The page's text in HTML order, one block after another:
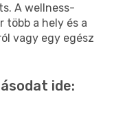
A wellness-
több a hely és a
vagy egy egész
ide: